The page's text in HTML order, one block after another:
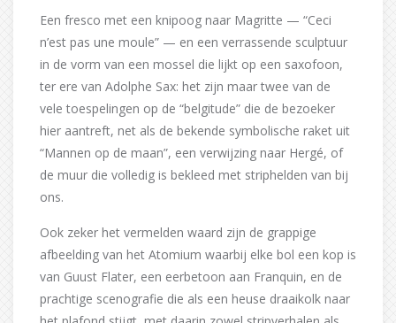
Een fresco met een knipoog naar Magritte — “Ceci
n’est pas une moule” — en een verrassende sculptuur
in de vorm van een mossel die lijkt op een saxofoon,
ter ere van Adolphe Sax: het zijn maar twee van de
vele toespelingen op de “belgitude” die de bezoeker
hier aantreft, net als de bekende symbolische raket uit
“Mannen op de maan”, een verwijzing naar Hergé, of
de muur die volledig is bekleed met striphelden van bij
ons.
Ook zeker het vermelden waard zijn de grappige
afbeelding van het Atomium waarbij elke bol een kop is
van Guust Flater, een eerbetoon aan Franquin, en de
prachtige scenografie die als een heuse draaikolk naar